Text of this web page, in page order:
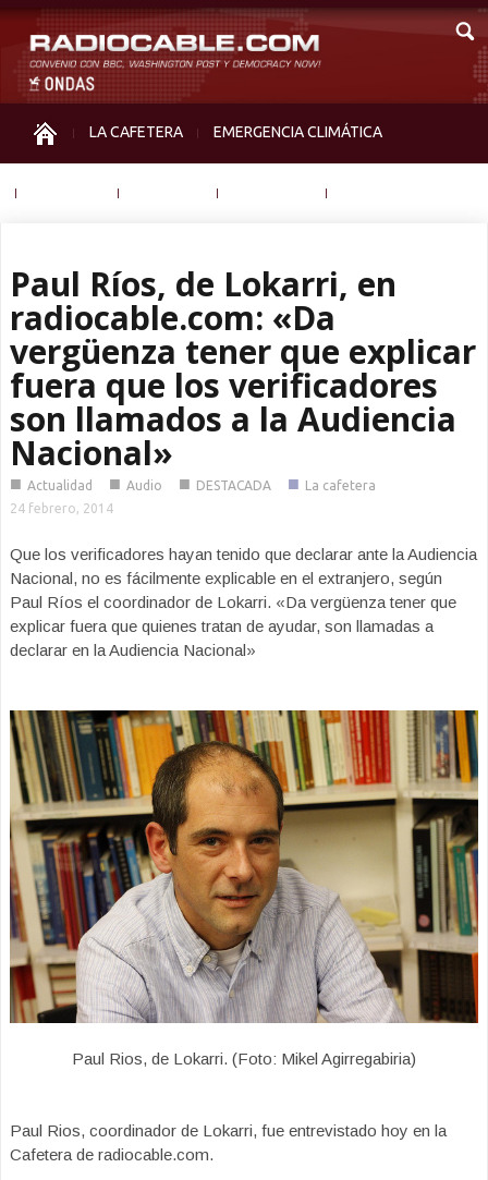
LA CAFETERA EMERGENCIA CLIMÁTICA
Paul Ríos, de Lokarri, en
radiocable.com: «Da
vergüenza tener que explicar
fuera que los verificadores
son llamados a la Audiencia
Nacional»
■ Actualidad ■ Audio ■ DESTACADA ■ La cafetera
24 febrero, 2014
Que los verificadores hayan tenido que declarar ante la Audiencia
Nacional, no es fácilmente explicable en el extranjero, según
Paul Ríos el coordinador de Lokarri. «Da vergüenza tener que
explicar fuera que quienes tratan de ayudar, son llamadas a
declarar en la Audiencia Nacional»
Paul Rios, de Lokarri. (Foto: Mikel Agirregabiria)
Paul Rios, coordinador de Lokarri, fue entrevistado hoy en la
Cafetera de radiocable.com.